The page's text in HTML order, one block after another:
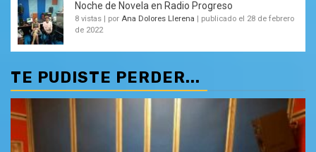
Noche de Novela en Radio Progreso
8 vistas | por Ana Dolores Llerena | publicado el 28 de febrero
de 2022
TE PUDISTE PERDER...